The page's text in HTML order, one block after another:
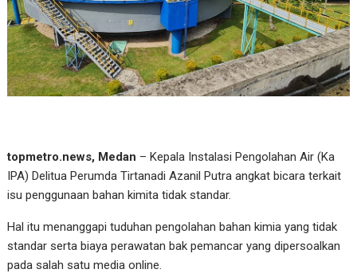
topmetro.news, Medan – Kepala Instalasi Pengolahan Air (Ka
IPA) Delitua Perumda Tirtanadi Azanil Putra angkat bicara terkait
isu penggunaan bahan kimita tidak standar.
Hal itu menanggapi tuduhan pengolahan bahan kimia yang tidak
standar serta biaya perawatan bak pemancar yang dipersoalkan
pada salah satu media online.